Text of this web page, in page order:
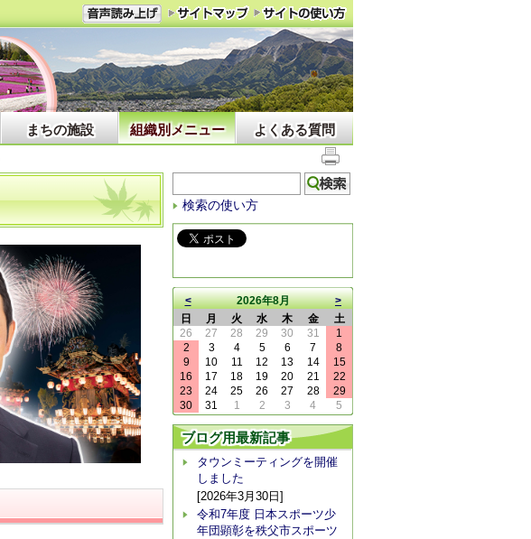
まちの施設 組織別メニュー よくある質問
検索の使い方
< 2026年8月
>
日
月 火 水 木 金
土
26
27 28 29 30 31
1
2
3 4 5 6 7
8
9
10 11 12 13 14
15
16
17 18 19 20 21
22
23
24 25 26 27 28
29
30
31 1 2 3 4 5
ブログ用最新記事
タウンミーティングを開催
しました
[2026年3月30日]
令和7年度 日本スポーツ少
年団顕彰を秩父市スポーツ